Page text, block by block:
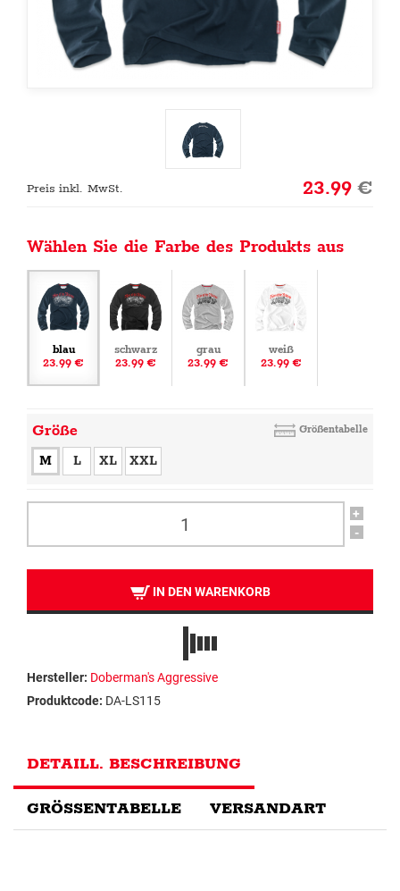
Preis inkl. MwSt. 23.99€
Wählen Sie die Farbe des Produkts aus
blau
23.99 €
schwarz
23.99 €
grau
23.99 €
weiß
23.99 €
Größe Größentabelle
M L XL XXL
+
-
IN DEN WARENKORB
Hersteller: Doberman's Aggressive
Produktcode: DA-LS115
DETAILL. BESCHREIBUNG
GRÖSSENTABELLE VERSANDART